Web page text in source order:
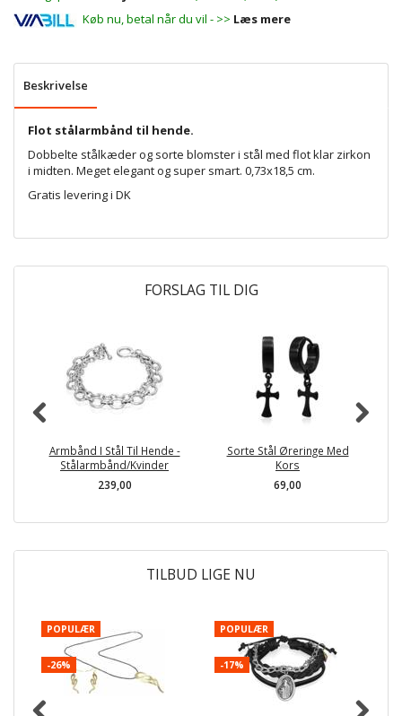
Køb nu, betal når du vil - >> Læs mere
Beskrivelse
Flot stålarmbånd til hende.
Dobbelte stålkæder og sorte blomster i stål med flot klar zirkon
i midten. Meget elegant og super smart. 0,73x18,5 cm.
Gratis levering i DK
FORSLAG TIL DIG
Armbånd I Stål Til Hende -
Stålarmbånd/Kvinder
239,00
Sorte Stål Øreringe Med
Kors
69,00
TILBUD LIGE NU
POPULÆR
-26%
POPULÆR
-17%